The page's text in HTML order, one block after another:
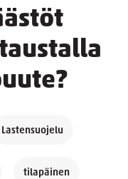
Lastensuojelu
tilapäinen